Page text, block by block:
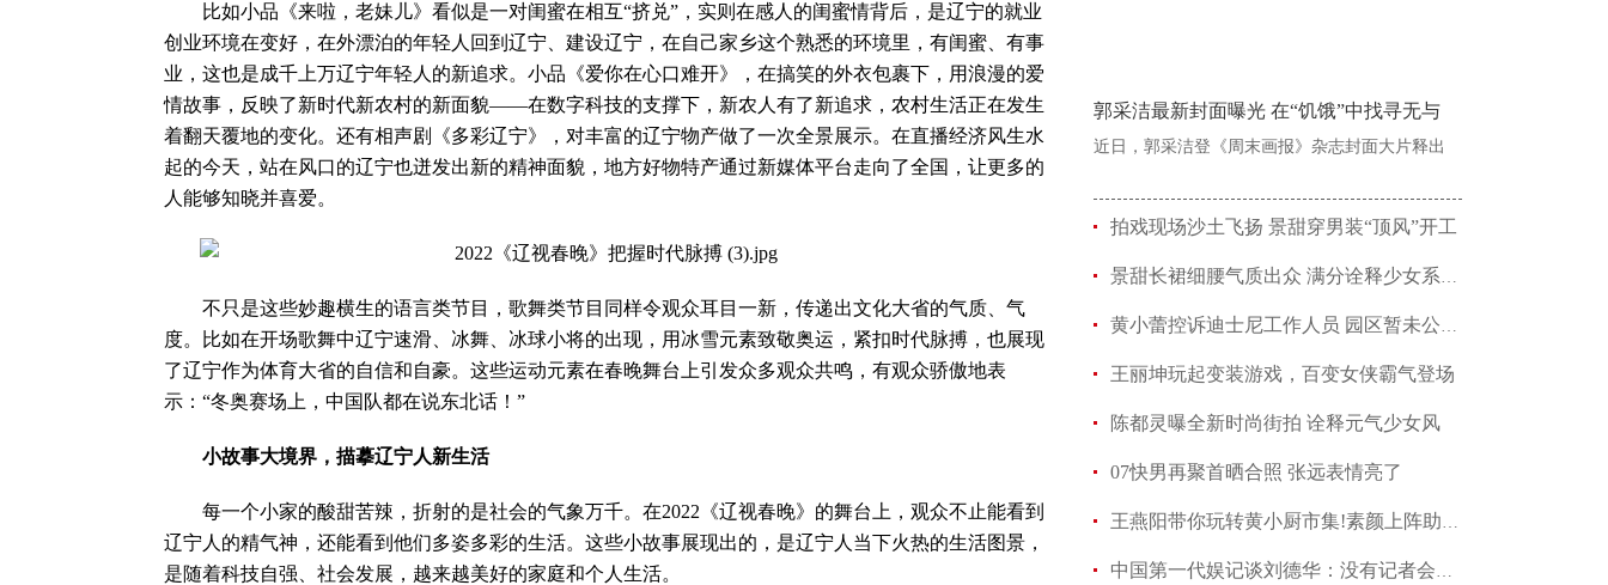
比如小品《来啦，老妹儿》看似是一对闺蜜在相互“挤兑”，实则在感人的闺蜜情背后，是辽宁的就业
创业环境在变好，在外漂泊的年轻人回到辽宁、建设辽宁，在自己家乡这个熟悉的环境里，有闺蜜、有事
业，这也是成千上万辽宁年轻人的新追求。小品《爱你在心口难开》，在搞笑的外衣包裹下，用浪漫的爱
情故事，反映了新时代新农村的新面貌——在数字科技的支撑下，新农人有了新追求，农村生活正在发生
着翻天覆地的变化。还有相声剧《多彩辽宁》，对丰富的辽宁物产做了一次全景展示。在直播经济风生水
起的今天，站在风口的辽宁也迸发出新的精神面貌，地方好物特产通过新媒体平台走向了全国，让更多的
人能够知晓并喜爱。
不只是这些妙趣横生的语言类节目，歌舞类节目同样令观众耳目一新，传递出文化大省的气质、气
度。比如在开场歌舞中辽宁速滑、冰舞、冰球小将的出现，用冰雪元素致敬奥运，紧扣时代脉搏，也展现
了辽宁作为体育大省的自信和自豪。这些运动元素在春晚舞台上引发众多观众共鸣，有观众骄傲地表
示：“冬奥赛场上，中国队都在说东北话！”
小故事大境界，描摹辽宁人新生活
每一个小家的酸甜苦辣，折射的是社会的气象万千。在2022《辽视春晚》的舞台上，观众不止能看到
辽宁人的精气神，还能看到他们多姿多彩的生活。这些小故事展现出的，是辽宁人当下火热的生活图景，
是随着科技自强、社会发展，越来越美好的家庭和个人生活。
郭采洁最新封面曝光 在“饥饿”中找寻无与
近日，郭采洁登《周末画报》杂志封面大片释出
拍戏现场沙土飞扬 景甜穿男装“顶风”开工
景甜长裙细腰气质出众 满分诠释少女系优雅
黄小蕾控诉迪士尼工作人员 园区暂未公开回应当事
王丽坤玩起变装游戏，百变女侠霸气登场
陈都灵曝全新时尚街拍 诠释元气少女风
07快男再聚首晒合照 张远表情亮了
王燕阳带你玩转黄小厨市集!素颜上阵助力嫣然天使
中国第一代娱记谈刘德华：没有记者会不喜欢他